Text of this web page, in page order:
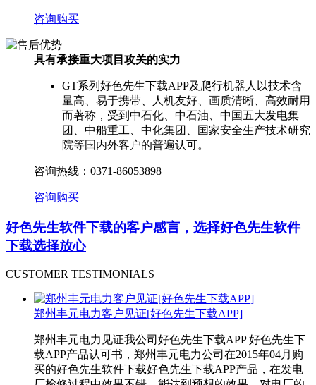
咨询购买
具有承接重大项目攻关的实力
GT系列好色先生下载APP及爬行机器人以技术含
量高、易于携带、人机友好、画质清晰、高效耐用
而著称，受到中石化、中石油、中国五大发电集
团、中船重工、中化集团、国家安全生产技术研究
院等国内外客户的普遍认可。
咨询热线： 0371-86053898
咨询购买
好色先生软件下载的客户感言，选择好色先生软件
下载选择放心
CUSTOMER TESTIMONIALS
郑州丰元电力客户见证[好色先生下载APP]
郑州丰元电力见证我公司好色先生下载APP 好色先生下
载APP产品认可书，郑州丰元电力公司在2015年04月购
买的好色先生软件下载好色先生下载APP产品，在发电